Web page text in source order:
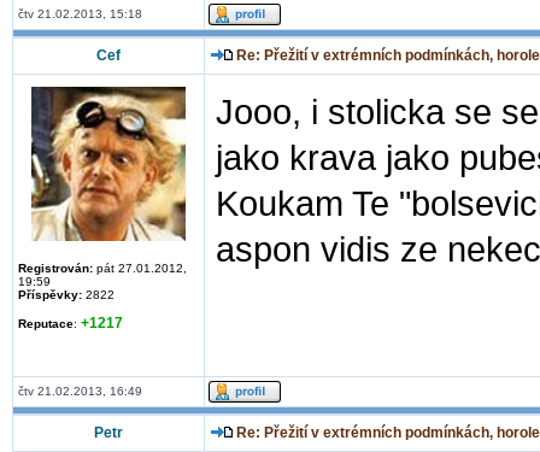
čtv 21.02.2013, 15:18
Cef Re: Přežití v extrémních podmínkách,
Registrován: pát 27.01.2012,
19:59
Příspěvky: 2822
Reputace: +1217
Jooo, i stolicka se
jako krava jako
Koukam Te
aspon vidis ze
čtv 21.02.2013, 16:49
Petr Re: Přežití v extrémních podmínkách,